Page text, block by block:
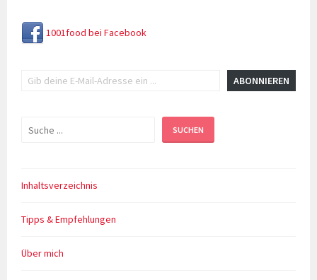
1001food bei Facebook
ABONNIEREN
Suchen SUCHEN
Inhaltsverzeichnis
Tipps & Empfehlungen
Über mich